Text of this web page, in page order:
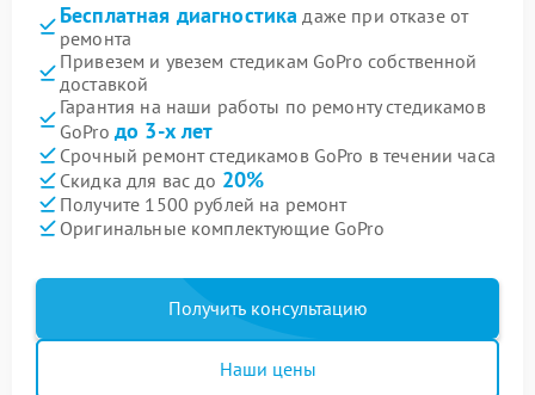
Бесплатная диагностика даже при отказе от
ремонта
Привезем и увезем стедикам GoPro собственной
доставкой
Гарантия на наши работы по ремонту стедикамов
GoPro до 3-х лет
Срочный ремонт стедикамов GoPro в течении часа
Скидка для вас до 20%
Получите 1500 рублей на ремонт
Оригинальные комплектующие GoPro
Получить консультацию
Наши цены